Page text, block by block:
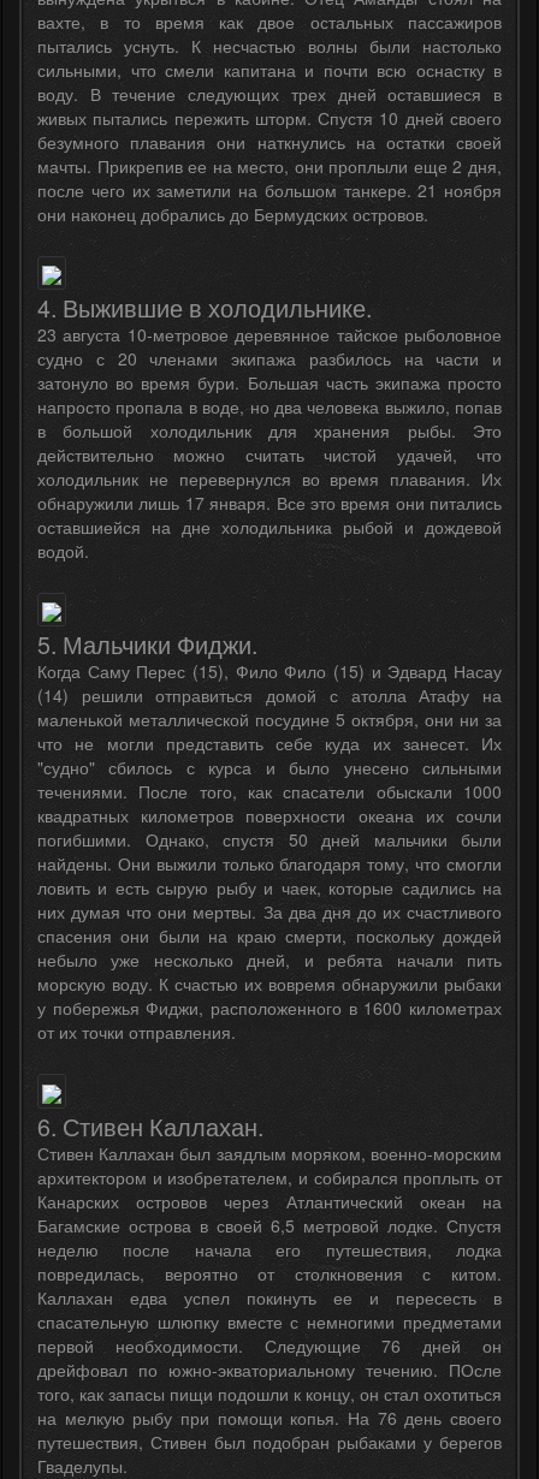
вахте, в то время как двое остальных пассажиров
пытались уснуть. К несчастью волны были настолько
сильными, что смели капитана и почти всю оснастку в
воду. В течение следующих трех дней оставшиеся в
живых пытались пережить шторм. Спустя 10 дней своего
безумного плавания они наткнулись на остатки своей
мачты. Прикрепив ее на место, они проплыли еще 2 дня,
после чего их заметили на большом танкере. 21 ноября
они наконец добрались до Бермудских островов.
4. Выжившие в холодильнике.
23 августа 10-метровое деревянное тайское рыболовное
судно с 20 членами экипажа разбилось на части и
затонуло во время бури. Большая часть экипажа просто
напросто пропала в воде, но два человека выжило, попав
в большой холодильник для хранения рыбы. Это
действительно можно считать чистой удачей, что
холодильник не перевернулся во время плавания. Их
обнаружили лишь 17 января. Все это время они питались
оставшиейся на дне холодильника рыбой и дождевой
водой.
5. Мальчики Фиджи.
Когда Саму Перес (15), Фило Фило (15) и Эдвард Насау
(14) решили отправиться домой с атолла Атафу на
маленькой металлической посудине 5 октября, они ни за
что не могли представить себе куда их занесет. Их
"судно" сбилось с курса и было унесено сильными
течениями. После того, как спасатели обыскали 1000
квадратных километров поверхности океана их сочли
погибшими. Однако, спустя 50 дней мальчики были
найдены. Они выжили только благодаря тому, что смогли
ловить и есть сырую рыбу и чаек, которые садились на
них думая что они мертвы. За два дня до их счастливого
спасения они были на краю смерти, поскольку дождей
небыло уже несколько дней, и ребята начали пить
морскую воду. К счастью их вовремя обнаружили рыбаки
у побережья Фиджи, расположенного в 1600 километрах
от их точки отправления.
6. Стивен Каллахан.
Стивен Каллахан был заядлым моряком, военно-морским
архитектором и изобретателем, и собирался проплыть от
Канарских островов через Атлантический океан на
Багамские острова в своей 6,5 метровой лодке. Спустя
неделю после начала его путешествия, лодка
повредилась, вероятно от столкновения с китом.
Каллахан едва успел покинуть ее и пересесть в
спасательную шлюпку вместе с немногими предметами
первой необходимости. Следующие 76 дней он
дрейфовал по южно-экваториальному течению. ПОсле
того, как запасы пищи подошли к концу, он стал охотиться
на мелкую рыбу при помощи копья. На 76 день своего
путешествия, Стивен был подобран рыбаками у берегов
Гваделупы.